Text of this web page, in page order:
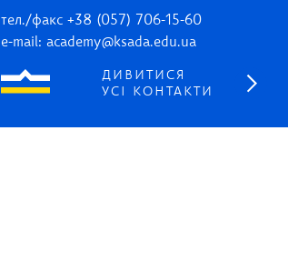
тел./факс +38 (057) 706-15-60
e-mail: academy@ksada.edu.ua
ДИВИТИСЯ
УСІ КОНТАКТИ